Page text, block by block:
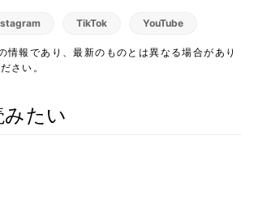
TikTok YouTube
情報であり、最新のものとは異なる場合があり
さい。
たい